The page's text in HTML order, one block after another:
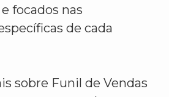
focados nas
de cada
sobre Funil de Vendas